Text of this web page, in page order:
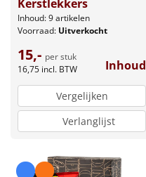
Kerstlekkers
Inhoud: 9 artikelen
Voorraad: Uitverkocht
15,- per stuk
16,75 incl. BTW Inhoud
Vergelijken
Verlanglijst